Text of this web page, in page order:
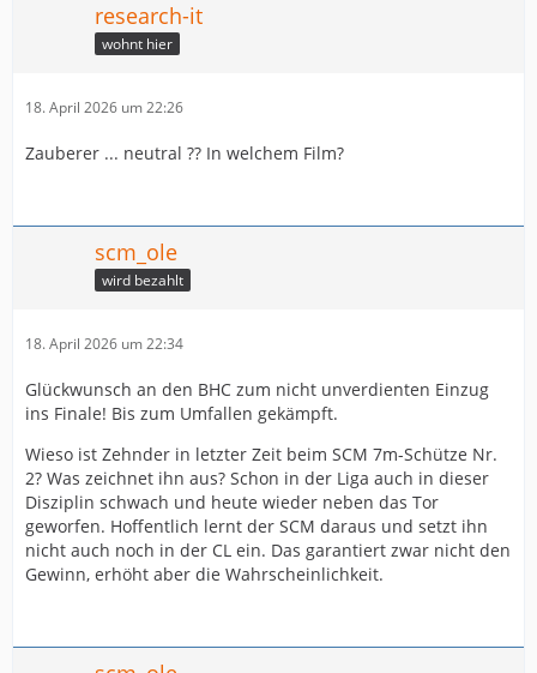
research-it
wohnt hier
18. April 2026 um 22:26
Zauberer ... neutral ?? In welchem Film?
scm_ole
wird bezahlt
18. April 2026 um 22:34
Glückwunsch an den BHC zum nicht unverdienten Einzug
ins Finale! Bis zum Umfallen gekämpft.
Wieso ist Zehnder in letzter Zeit beim SCM 7m-Schütze Nr.
2? Was zeichnet ihn aus? Schon in der Liga auch in dieser
Disziplin schwach und heute wieder neben das Tor
geworfen. Hoffentlich lernt der SCM daraus und setzt ihn
nicht auch noch in der CL ein. Das garantiert zwar nicht den
Gewinn, erhöht aber die Wahrscheinlichkeit.